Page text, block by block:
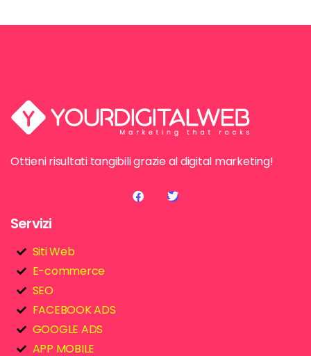
Ottieni risultati tangibili grazie al digital marketing!
Servizi
Siti Web
E-commerce
SEO
FACEBOOK ADS
GOOGLE ADS
APP MOBILE